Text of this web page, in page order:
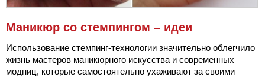
Маникюр со стемпингом – идеи
Использование стемпинг-технологии значительно облегчило
жизнь мастеров маникюрного искусства и современных
модниц, которые самостоятельно ухаживают за своими